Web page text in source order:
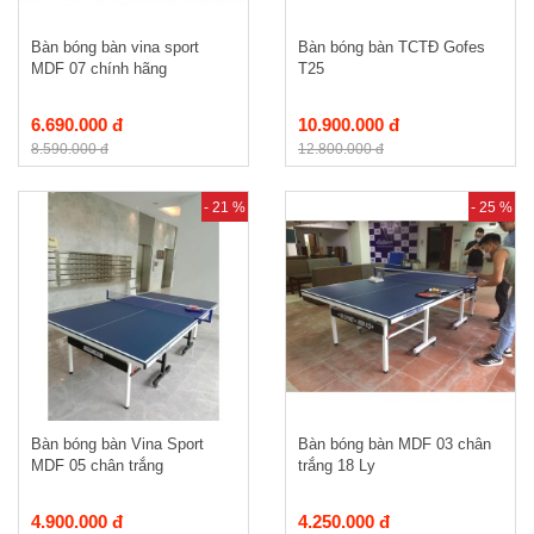
Bàn bóng bàn vina sport
MDF 07 chính hãng
6.690.000 đ
8.590.000 đ
Bàn bóng bàn TCTĐ Gofes
T25
10.900.000 đ
12.800.000 đ
- 21 %
Bàn bóng bàn Vina Sport
MDF 05 chân trắng
4.900.000 đ
- 25 %
Bàn bóng bàn MDF 03 chân
trắng 18 Ly
4.250.000 đ